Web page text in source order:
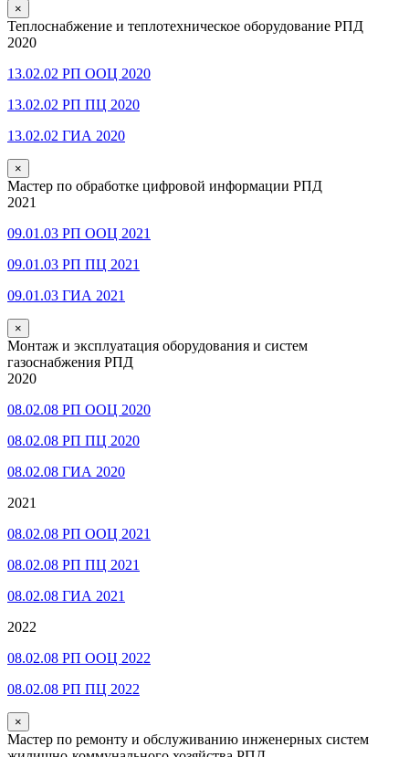
×
Теплоснабжение и теплотехническое оборудование РПД
2020
13.02.02 РП ООЦ 2020
13.02.02 РП ПЦ 2020
13.02.02 ГИА 2020
×
Мастер по обработке цифровой информации РПД
2021
09.01.03 РП ООЦ 2021
09.01.03 РП ПЦ 2021
09.01.03 ГИА 2021
×
Монтаж и эксплуатация оборудования и систем
газоснабжения РПД
2020
08.02.08 РП ООЦ 2020
08.02.08 РП ПЦ 2020
08.02.08 ГИА 2020
2021
08.02.08 РП ООЦ 2021
08.02.08 РП ПЦ 2021
08.02.08 ГИА 2021
2022
08.02.08 РП ООЦ 2022
08.02.08 РП ПЦ 2022
×
Мастер по ремонту и обслуживанию инженерных систем